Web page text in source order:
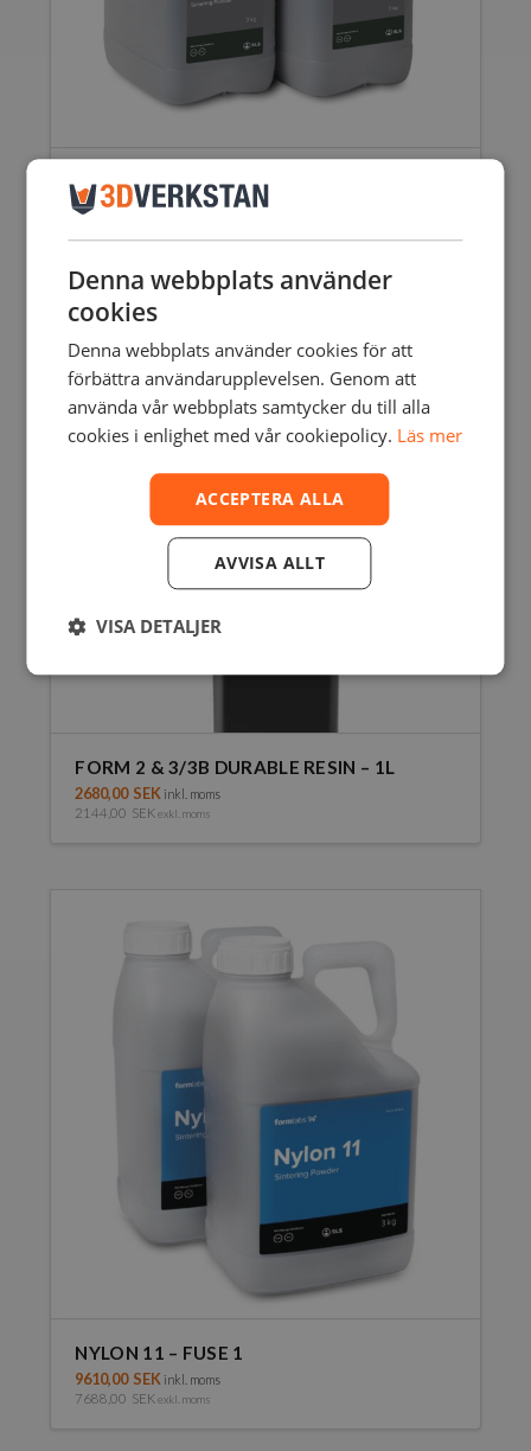
TPU 90A POWDER – FUSE 1+
10985,00SEKinkl. moms
FORM 2 & 3/3B DURABLE RESIN – 1L
2680,00 SEK inkl. moms
2144,00 SEK exkl. moms
NYLON 11 – FUSE 1
9610,00 SEK inkl. moms
7688,00 SEK exkl. moms
Denna webbplats använder
cookies
Denna webbplats använder cookies för att
förbättra användarupplevelsen. Genom att
använda vår webbplats samtycker du till alla
cookies i enlighet med vår cookiepolicy. Läs mer
ACCEPTERA ALLA
AVVISA ALLT
VISA DETALJER